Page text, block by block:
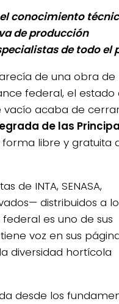
conocimiento
de producción
de todo el
de una obra de
federal, el estado
vacío acaba de
de las
forma libre y gratuita
de INTA, SENASA,
distribuidos a lo
es uno de sus
voz en sus
diversidad hortícola
desde los